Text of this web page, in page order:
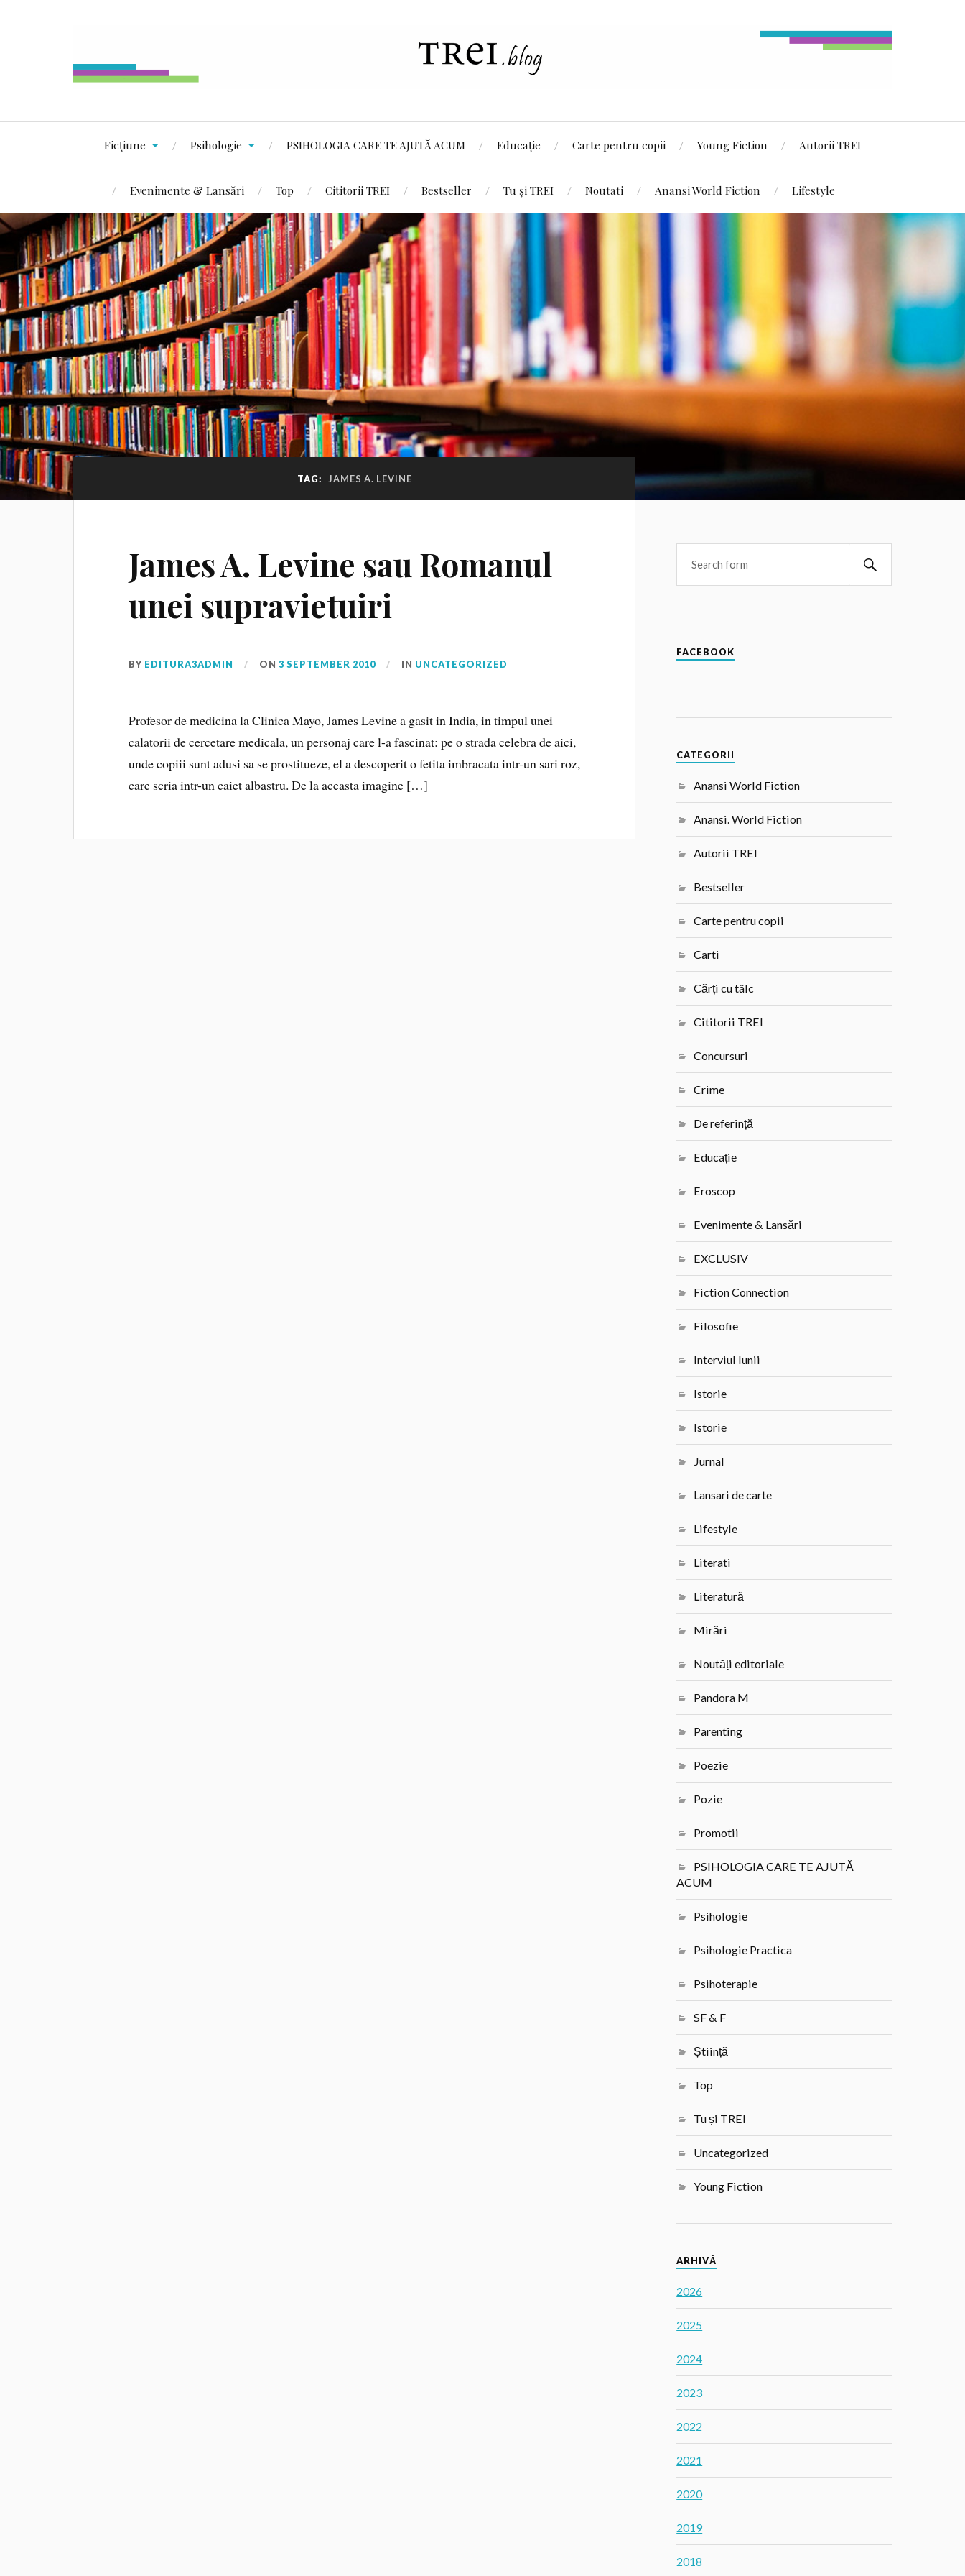
Ficțiune Psihologie PSIHOLOGIA CARE TE AJUTĂ ACUM Educație Carte pentru copii Young Fiction Autorii TREI
Evenimente & Lansări Top Cititorii TREI Bestseller Tu și TREI Noutati Anansi World Fiction Lifestyle
TAG: JAMES A. LEVINE
James A. Levine sau Romanul
unei supravietuiri
BY EDITURA3ADMIN ON3 SEPTEMBER 2010 IN UNCATEGORIZED
Profesor de medicina la Clinica Mayo, James Levine a gasit in India, in timpul unei
calatorii de cercetare medicala, un personaj care l-a fascinat: pe o strada celebra de aici,
unde copiii sunt adusi sa se prostitueze, el a descoperit o fetita imbracata intr-un sari roz,
care scria intr-un caiet albastru. De la aceasta imagine […]
FACEBOOK
CATEGORII
Anansi World Fiction
Anansi. World Fiction
Autorii TREI
Bestseller
Carte pentru copii
Carti
Cărți cu tâlc
Cititorii TREI
Concursuri
Crime
De referință
Educație
Eroscop
Evenimente & Lansări
EXCLUSIV
Fiction Connection
Filosofie
Interviul lunii
Istorie
Istorie
Jurnal
Lansari de carte
Lifestyle
Literati
Literatură
Mirări
Noutăți editoriale
Pandora M
Parenting
Poezie
Pozie
Promotii
PSIHOLOGIA CARE TE AJUTĂ
ACUM
Psihologie
Psihologie Practica
Psihoterapie
SF & F
Știință
Top
Tu și TREI
Uncategorized
Young Fiction
ARHIVĂ
2026
2025
2024
2023
2022
2021
2020
2019
2018